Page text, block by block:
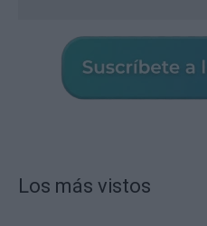
Los más vistos